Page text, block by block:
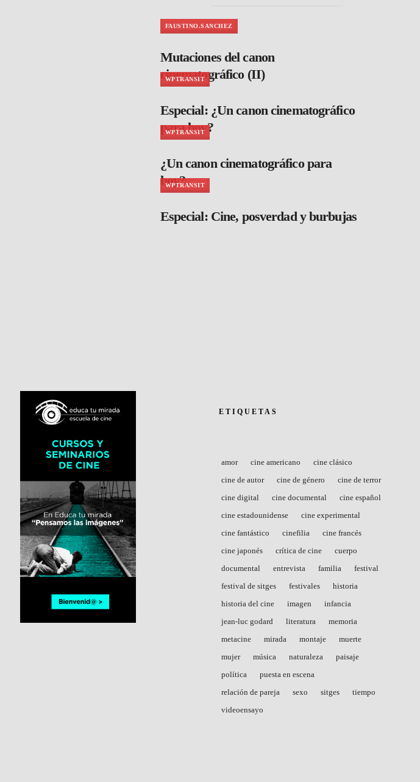
FAUSTINO.SANCHEZ
Mutaciones del canon
cinematográfico (II)
WPTRANSIT
Especial: ¿Un canon cinematográfico
para hoy?
WPTRANSIT
¿Un canon cinematográfico para
hoy?
WPTRANSIT
Especial: Cine, posverdad y burbujas
ETIQUETAS
amor cine americano
cine clásico
cine de autor
cine de género
cine de terror
cine digital
cine documental
cine español
cine estadounidense
cine experimental
cine fantástico
cinefilia
cine francés
cine japonés
crítica de cine
cuerpo
documental
entrevista familia
festival
festival de sitges
festivales
historia
historia del cine
imagen
infancia
jean-luc godard
literatura
memoria
metacine
mirada montaje
muerte
mujer
música naturaleza
paisaje
política
puesta en escena
relación de pareja
sexo sitges
tiempo
videoensayo